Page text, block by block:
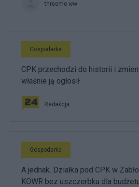
threeme-ww
Gospodarka
CPK przechodzi do historii i
właśnie ją ogłosił
Redakcja
Gospodarka
A jednak. Działka pod CPK w
KOWR bez uszczerbku dla